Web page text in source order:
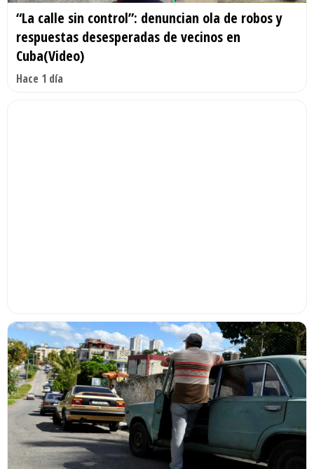
“La calle sin control”: denuncian ola de robos y
respuestas desesperadas de vecinos en
Cuba(Video)
Hace 1 día